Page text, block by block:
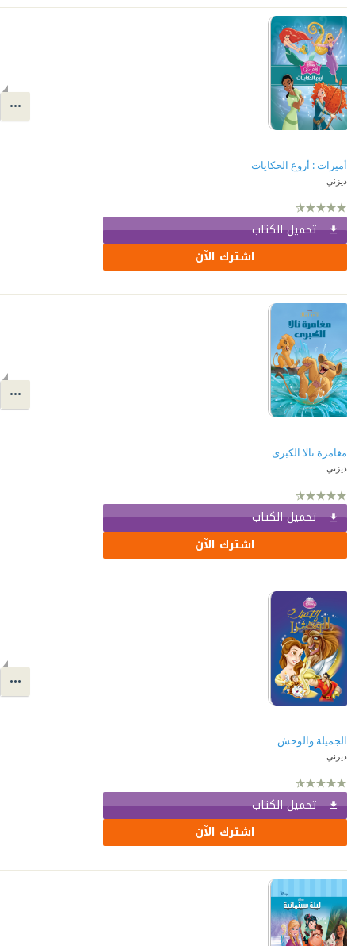
أميرات : أروع الحكايات
ديزني
تحميل الكتاب
اشترك الآن
مغامرة نالا الكبرى
ديزني
تحميل الكتاب
اشترك الآن
الجميلة والوحش
ديزني
تحميل الكتاب
اشترك الآن